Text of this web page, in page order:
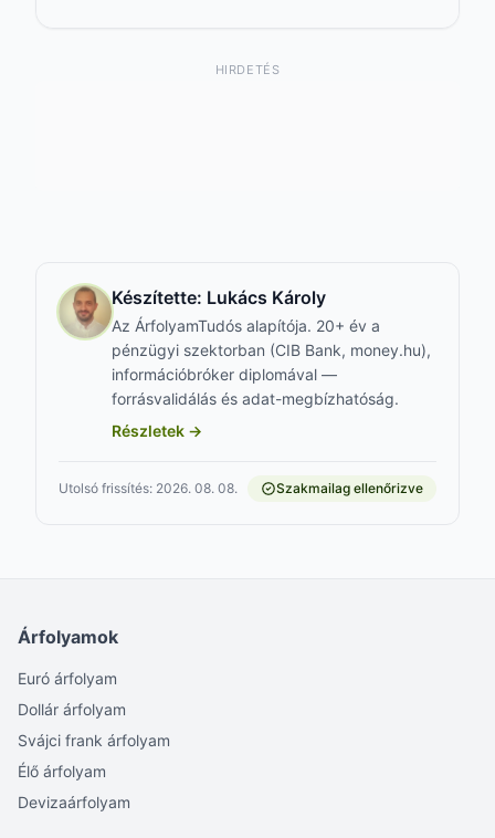
HIRDETÉS
Készítette: Lukács Károly
Az ÁrfolyamTudós alapítója. 20+ év a
pénzügyi szektorban (CIB Bank, money.hu),
információbróker diplomával —
forrásvalidálás és adat-megbízhatóság.
Részletek →
Utolsó frissítés: 2026. 08. 08. Szakmailag ellenőrizve
Árfolyamok
Euró árfolyam
Dollár árfolyam
Svájci frank árfolyam
Élő árfolyam
Devizaárfolyam